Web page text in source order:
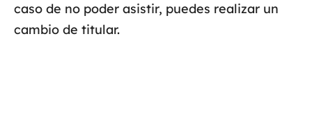
caso de no poder asistir, puedes realizar un
cambio de titular.